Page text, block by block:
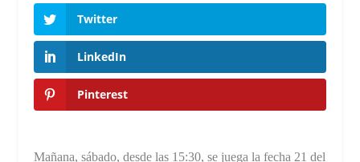
Twitter
LinkedIn
Pinterest
Mañana, sábado, desde las 15:30, se juega la fecha 21 del